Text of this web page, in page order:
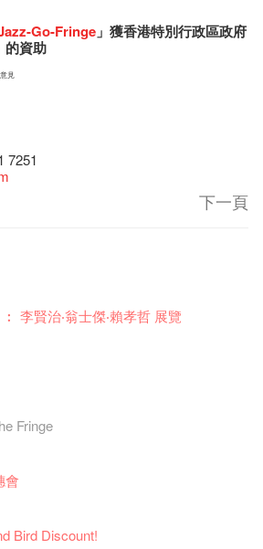
Go-Fringe 」獲香港特別行政區政府
的資助
見
7251
下一頁
待會
Odyssey | 藝穗會 x 香港大歌劇院
Feste x Fringe Pop-Up
TEE
二件半價 🍯 】
治茶 ✈ 數量有限 🍵 冰庫有售及可網
樂園
慶祝儀式
樂園
樂園
協會
李賢治‧翁士傑‧賴孝哲 展覽
Fringe
會
Bird Discount!